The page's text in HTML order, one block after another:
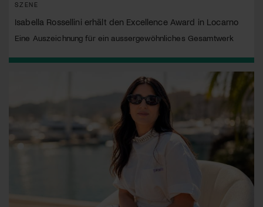
SZENE
Isabella Rossellini erhält den Excellence Award in Locarno
Eine Auszeichnung für ein aussergewöhnliches Gesamtwerk